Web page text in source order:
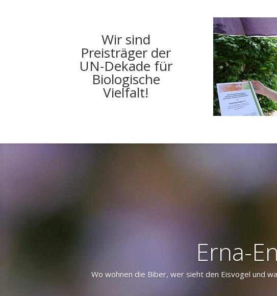
Wir sind
Preisträger der
UN-Dekade für
Biologische
Vielfalt!
Erna-
Wo wohnen die Biber, wer sieht den Eisvogel und